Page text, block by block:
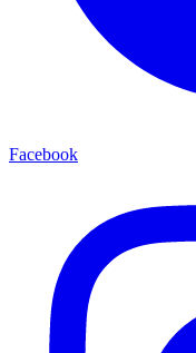
Facebook